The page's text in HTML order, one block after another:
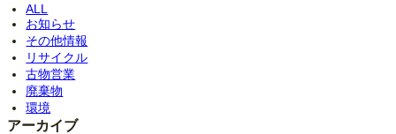
ALL
お知らせ
その他情報
リサイクル
古物営業
廃棄物
環境
アーカイブ